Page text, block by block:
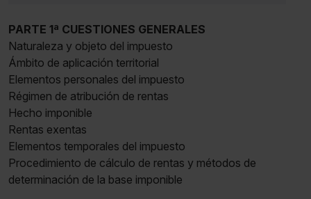
PARTE 1ª CUESTIONES GENERALES
Naturaleza y objeto del impuesto
Ámbito de aplicación territorial
Elementos personales del impuesto
Régimen de atribución de rentas
Hecho imponible
Rentas exentas
Elementos temporales del impuesto
Procedimiento de cálculo de rentas y métodos de
determinación de la base imponible